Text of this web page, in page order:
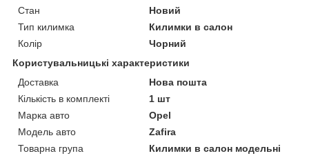
Стан
Новий
Тип килимка
Килимки в салон
Колір
Чорний
Користувальницькі характеристики
Доставка
Нова пошта
Кількість в комплекті
1 шт
Марка авто
Opel
Модель авто
Zafira
Товарна група
Килимки в салон модельні